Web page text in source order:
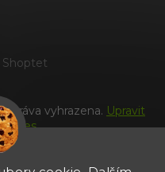
práva vyhrazena. Upravit